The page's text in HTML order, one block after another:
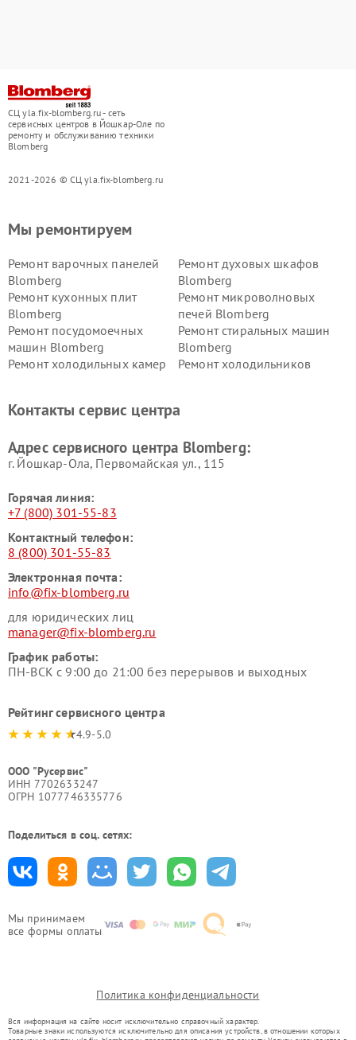
СЦ yla.fix-blomberg.ru - сеть
сервисных центров в Йошкар-Оле по
ремонту и обслуживанию техники
Blomberg
2021-2026 © СЦ yla.fix-blomberg.ru
Мы принимаем
все формы оплаты
Мы ремонтируем
Ремонт варочных панелей
Blomberg
Ремонт духовых шкафов
Blomberg
Ремонт кухонных плит
Blomberg
Ремонт микроволновых
печей Blomberg
Ремонт посудомоечных
машин Blomberg
Ремонт стиральных машин
Blomberg
Ремонт холодильных камер
Ремонт холодильников
Контакты сервис центра
Адрес сервисного центра Blomberg:
г. Йошкар-Ола, Первомайская ул., 115
Горячая линия:
+7 (800) 301-55-83
Контактный телефон:
8 (800) 301-55-83
Электронная почта:
info@fix-blomberg.ru
для юридических лиц
manager@fix-blomberg.ru
График работы:
ПН-ВСК с 9:00 до 21:00 без перерывов и выходных
Рейтинг сервисного центра
4.9-5.0
ООО "Русервис"
ИНН 7702633247
ОГРН 1077746335776
Поделиться в соц. сетях:
Политика конфиденциальности
Вся информация на сайте носит исключительно справочный характер.
Товарные знаки используются исключительно для описания устройств, в отношении которых